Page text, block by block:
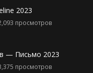
2023
просмотров
— Письмо 2023
просмотров